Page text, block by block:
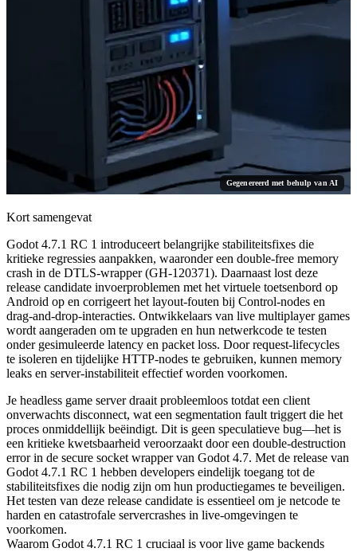
Gegenereerd met behulp van AI
Kort samengevat
Godot 4.7.1 RC 1 introduceert belangrijke stabiliteitsfixes die
kritieke regressies aanpakken, waaronder een double-free memory
crash in de DTLS-wrapper (GH-120371). Daarnaast lost deze
release candidate invoerproblemen met het virtuele toetsenbord op
Android op en corrigeert het layout-fouten bij Control-nodes en
drag-and-drop-interacties. Ontwikkelaars van live multiplayer games
wordt aangeraden om te upgraden en hun netwerkcode te testen
onder gesimuleerde latency en packet loss. Door request-lifecycles
te isoleren en tijdelijke HTTP-nodes te gebruiken, kunnen memory
leaks en server-instabiliteit effectief worden voorkomen.
Je headless game server draait probleemloos totdat een client
onverwachts disconnect, wat een segmentation fault triggert die het
proces onmiddellijk beëindigt. Dit is geen speculatieve bug—het is
een kritieke kwetsbaarheid veroorzaakt door een double-destruction
error in de secure socket wrapper van Godot 4.7. Met de release van
Godot 4.7.1 RC 1 hebben developers eindelijk toegang tot de
stabiliteitsfixes die nodig zijn om hun productiegames te beveiligen.
Het testen van deze release candidate is essentieel om je netcode te
harden en catastrofale servercrashes in live-omgevingen te
voorkomen.
Waarom Godot 4.7.1 RC 1 cruciaal is voor live game backends